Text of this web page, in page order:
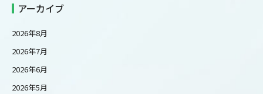
アーカイブ
2026年8月
2026年7月
2026年6月
2026年5月